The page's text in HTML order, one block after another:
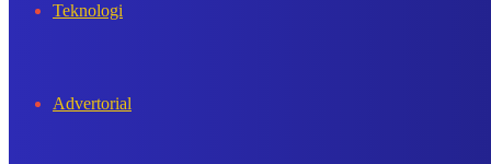
Teknologi
Advertorial